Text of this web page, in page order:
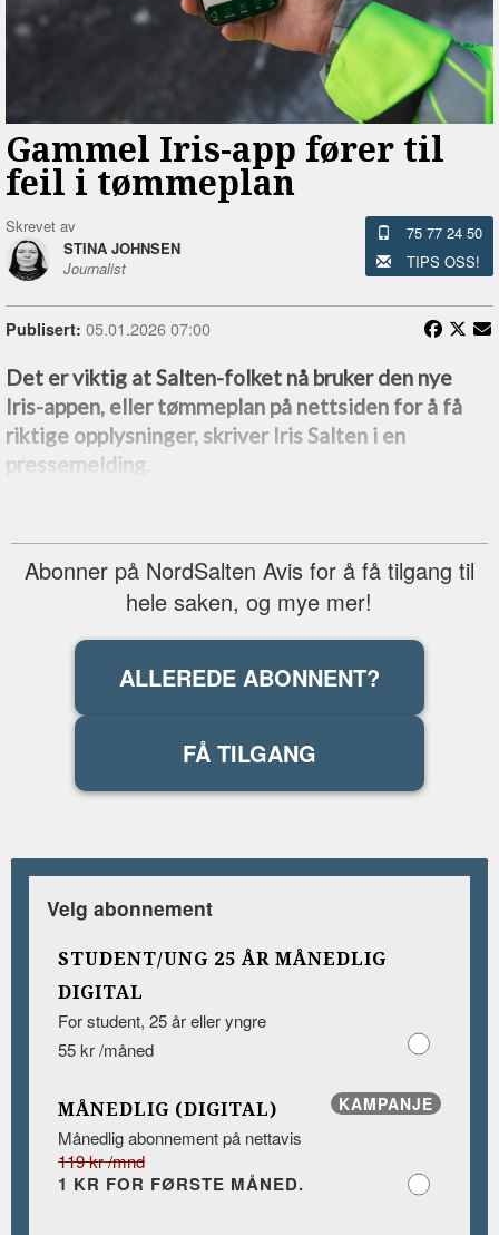
Gammel Iris-app fører til
feil i tømmeplan
Skrevet av
STINA JOHNSEN
Journalist
75 77 24 50
TIPS OSS!
Publisert: 05.01.2026 07:00
Det er viktig at Salten-folket nå bruker den nye
Iris-appen, eller tømmeplan på nettsiden for å få
riktige opplysninger, skriver Iris Salten i en
pressemelding.
Abonner på NordSalten Avis for å få tilgang til
hele saken, og mye mer!
ALLEREDE ABONNENT?
FÅ TILGANG
Velg abonnement
STUDENT/UNG 25 ÅR MÅNEDLIG
DIGITAL
For student, 25 år eller yngre
55 kr /måned
KAMPANJE
MÅNEDLIG (DIGITAL)
Månedlig abonnement på nettavis
119 kr /mnd
1 KR FOR FØRSTE MÅNED.